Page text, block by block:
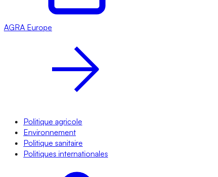
AGRA Europe
Politique agricole
Environnement
Politique sanitaire
Politiques internationales